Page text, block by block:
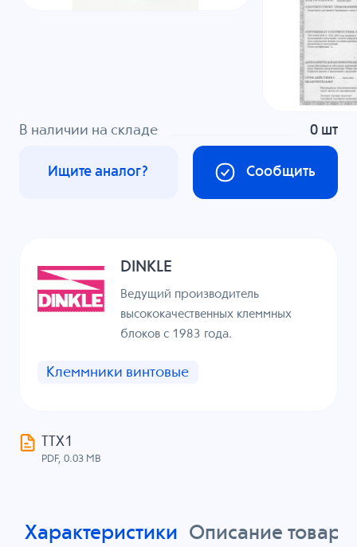
В наличии на складе 0 шт
Сообщить
Ищите аналог?
DINKLE
Ведущий производитель
высококачественных клеммных
блоков с 1983 года.
Клеммники винтовые
ТТХ1
PDF, 0.03 MB
Характеристики Описание товара